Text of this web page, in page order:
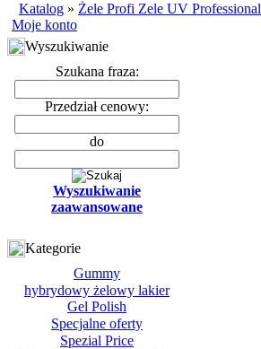
Katalog » Żele Profi Zele UV Professional
Moje konto
Wyszukiwanie
Szukana fraza:
Przedział cenowy:
do
Wyszukiwanie
zaawansowane
Kategorie
Gummy
hybrydowy żelowy lakier
Gel Polish
Specjalne oferty
Spezial Price